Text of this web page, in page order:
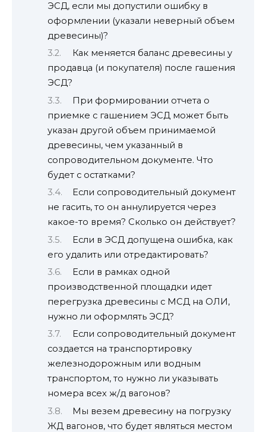
ЭСД, если мы допустили ошибку в
оформлении (указали неверный объем
древесины)?
Как меняется баланс древесины у
продавца (и покупателя) после гашения
ЭСД?
При формировании отчета о
приемке с гашением ЭСД может быть
указан другой объем принимаемой
древесины, чем указанный в
сопроводительном документе. Что
будет с остатками?
Если сопроводительный документ
не гасить, то он аннулируется через
какое-то время? Сколько он действует?
Если в ЭСД допущена ошибка, как
его удалить или отредактировать?
Если в рамках одной
производственной площадки идет
перегрузка древесины с МСД на ОЛИ,
нужно ли оформлять ЭСД?
Если сопроводительный документ
создается на транспортировку
железнодорожным или водным
транспортом, то нужно ли указывать
номера всех ж/д вагонов?
Мы везем древесину на погрузку
ЖД вагонов, что будет являться местом